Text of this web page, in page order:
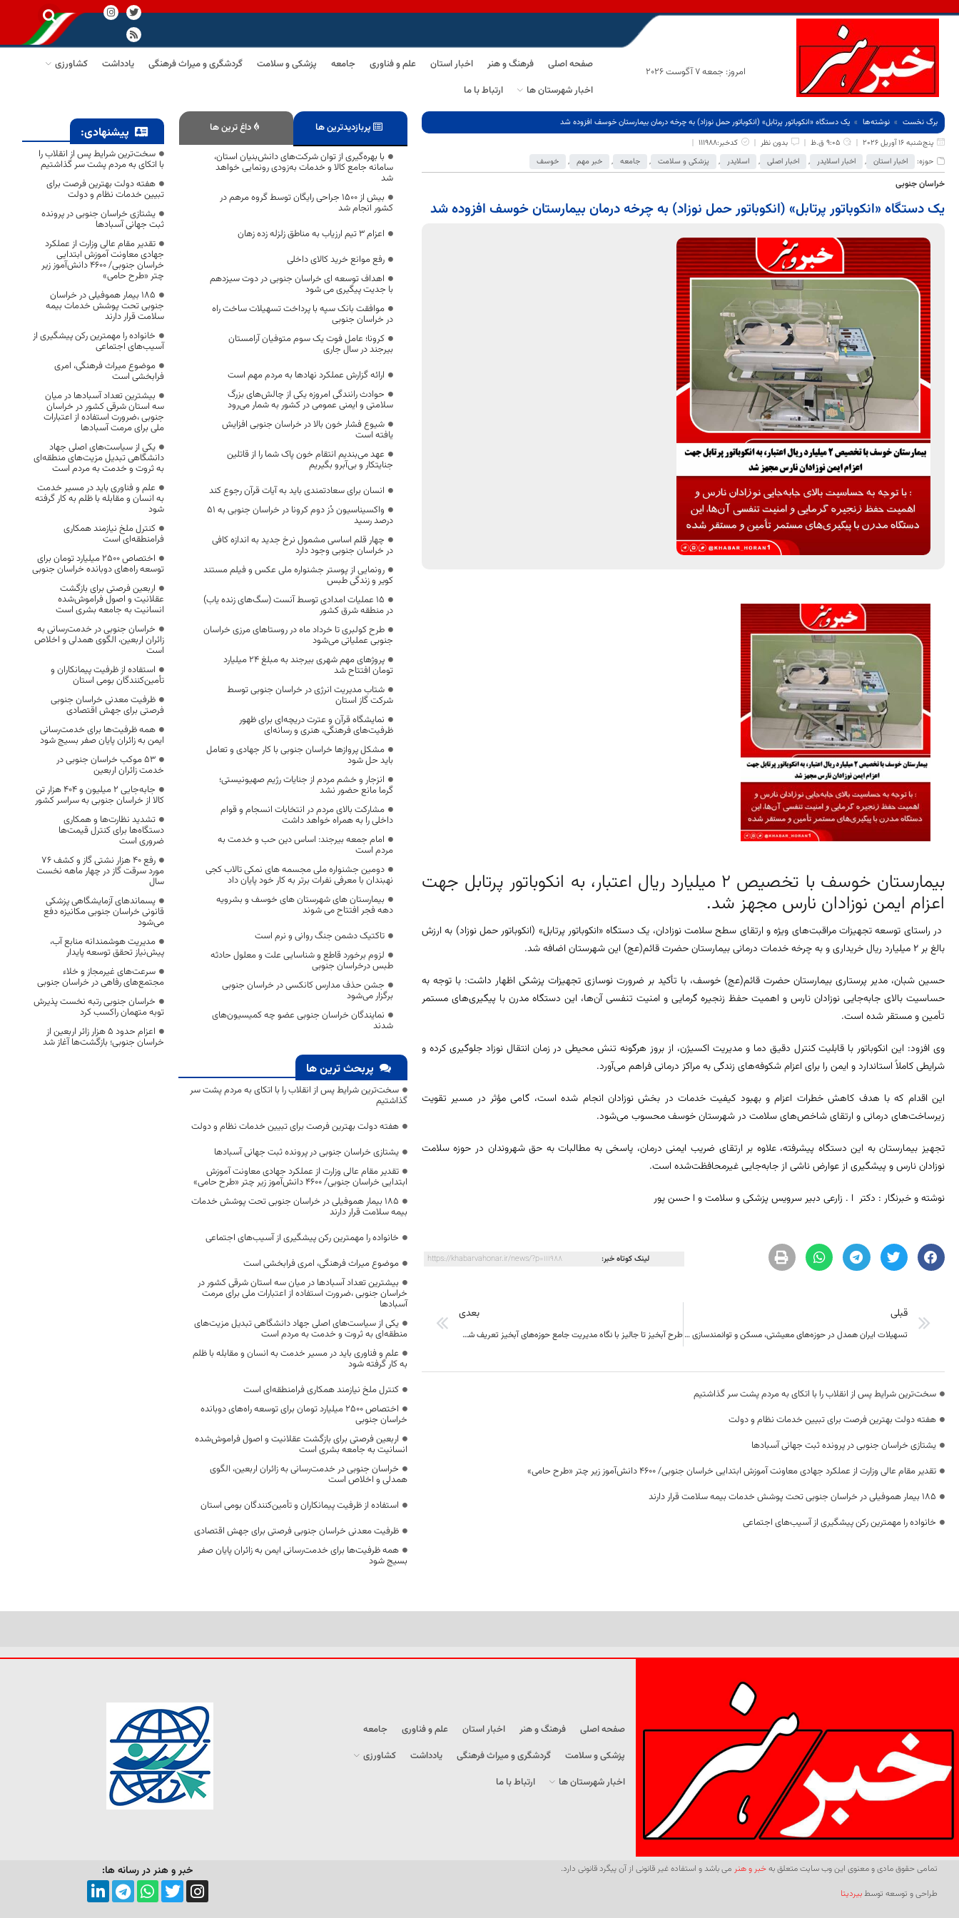
امروز: جمعه 7 آگوست 2026
صفحه اصلی فرهنگ و هنر اخبار استان علم و فناوری جامعه پزشکی و سلامت گردشگری و میراث فرهنگی یادداشت
کشاورزی
اخبار شهرستان ها
ارتباط با ما
برگ نخست نوشته‌ها
یک دستگاه «انکوباتور پرتابل» (انکوباتور حمل نوزاد) به چرخه درمان بیمارستان خوسف افزوده شد
پنج‌شنبه 16 آوریل 2026
9:05 ق.ظ بدون نظر
کدخبر:111988
حوزه:
اخبار استان , اخبار اسلایدر , اخبار اصلی , اسلایدر , پزشکی و سلامت , جامعه , خبر مهم , خوسف
خراسان جنوبی
یک دستگاه «انکوباتور پرتابل» (انکوباتور حمل نوزاد) به چرخه درمان بیمارستان خوسف افزوده شد
بیمارستان خوسف با تخصیص 2 میلیارد ریال اعتبار، به انکوباتور پرتابل جهت
اعزام ایمن نوزادان نارس مجهز شد.
در راستای توسعه تجهیزات مراقبت‌های ویژه و ارتقای سطح سلامت نوزادان، یک دستگاه «انکوباتور پرتابل» (انکوباتور حمل نوزاد) به ارزش
بالغ بر 2 میلیارد ریال خریداری و به چرخه خدمات درمانی بیمارستان حضرت قائم(عج) این شهرستان اضافه شد.
حسین شبان، مدیر پرستاری بیمارستان حضرت قائم(عج) خوسف، با تأکید بر ضرورت نوسازی تجهیزات پزشکی اظهار داشت: با توجه به
حساسیت بالای جابه‌جایی نوزادان نارس و اهمیت حفظ زنجیره گرمایی و امنیت تنفسی آن‌ها، این دستگاه مدرن با پیگیری‌های مستمر
تأمین و مستقر شده است.
وی افزود: این انکوباتور با قابلیت کنترل دقیق دما و مدیریت اکسیژن، از بروز هرگونه تنش محیطی در زمان انتقال نوزاد جلوگیری کرده و
شرایطی کاملاً استاندارد و ایمن را برای اعزام شکوفه‌های زندگی به مراکز درمانی فراهم می‌آورد.
این اقدام که با هدف کاهش خطرات اعزام و بهبود کیفیت خدمات در بخش نوزادان انجام شده است، گامی مؤثر در مسیر تقویت
زیرساخت‌های درمانی و ارتقای شاخص‌های سلامت در شهرستان خوسف محسوب می‌شود.
تجهیز بیمارستان به این دستگاه پیشرفته، علاوه بر ارتقای ضریب ایمنی درمان، پاسخی به مطالبات به حق شهروندان در حوزه سلامت
نوزادان نارس و پیشگیری از عوارض ناشی از جابه‌جایی غیرمحافظت‌شده است.
نوشته و خبرنگار : دکتر ا . زارعی دبیر سرویس پزشکی و سلامت و ا حسن پور
لینک کوتاه خبر: https://khabarvahonar.ir/news/?p=111988
قبلی
تسهیلات ایران همدل در حوزه‌های معیشتی، مسکن و توانمندسازی پرداخت شده است
بعدی
طرح آبخیز تا جالیز با نگاه مدیریت جامع حوزه‌‌های آبخیز تعریف شده است
سخت‌ترین شرایط پس از انقلاب را با اتکای به مردم پشت سر گذاشتیم
هفته دولت بهترین فرصت برای تبیین خدمات نظام و دولت
یشتازی خراسان جنوبی در پرونده ثبت جهانی آسبادها
تقدیر مقام عالی وزارت از عملکرد جهادی معاونت آموزش ابتدایی خراسان جنوبی/ ۴۶۰۰ دانش‌آموز زیر چتر «طرح حامی»
۱۸۵ بیمار هموفیلی در خراسان جنوبی تحت پوشش خدمات بیمه سلامت قرار دارند
خانواده را مهمترین رکن پیشگیری از آسیب‌های اجتماعی
پربازدیدترین ها داغ ترین ها
با بهره‌گیری از توان شرکت‌های دانش‌بنیان استان،
سامانه جامع کالا و خدمات به‌زودی رونمایی خواهد
شد
بیش از 1500 جراحی رایگان توسط گروه مرهم در
کشور انجام شد
اعزام ۳ تیم ارزیاب به مناطق زلزله زده زهان
رفع موانع خرید کالای داخلی
اهداف توسعه ای خراسان جنوبی در دوت سیزدهم
با جدیت پیگیری می شود
موافقت بانک سپه با پرداخت تسهیلات ساخت راه
در خراسان جنوبی
کرونا؛ عامل فوت یک سوم متوفیان آرامستان
بیرجند در سال جاری
ارائه گزارش عملکرد نهادها به مردم مهم است
حوادث رانندگی امروزه یکی از چالش‌های بزرگ
سلامتی و ایمنی عمومی در کشور به شمار می‌رود
شیوع فشار خون بالا در خراسان جنوبی افزایش
یافته است
عهد می‌بندیم انتقام خون پاک شما را از قاتلین
جنایتکار و بی‌آبرو بگیریم
انسان برای سعادتمندی باید به آیات قرآن رجوع کند
واکسیناسیون دُز دوم کرونا در خراسان جنوبی به ۵۱
درصد رسید
چهار قلم اساسی مشمول نرخ جدید به اندازه کافی
در خراسان جنوبی وجود دارد
رونمایی از پوستر جشنواره ملی عکس و فیلم مستند
کویر و زندگی طبس
۱۵ عملیات امدادی توسط آنست (سگ‌های زنده یاب)
در منطقه شرق کشور
طرح کولبری تا خرداد ماه در روستاهای مرزی خراسان
جنوبی عملیاتی می‌شود
پروژهای مهم شهری بیرجند به مبلغ 24 میلیارد
تومان افتتاح شد
شتاب مدیریت انرژی در خراسان جنوبی توسط
شرکت گاز استان
نمایشگاه‌ قرآن و عترت دریچه‌ای برای ظهور
ظرفیت‌های فرهنگی، هنری و رسانه‌ای
مشکل پروازها خراسان جنوبی با کار جهادی و تعامل
باید حل شود
انزجار و خشم مردم از جنایات رژیم صهیونیستی؛
گرما مانع حضور نشد
مشارکت بالای مردم در انتخابات انسجام و قوام
داخلی را به همراه خواهد داشت
امام جمعه بیرجند: اساس دین حب و خدمت به
مردم است
دومین جشنواره ملی مجسمه های نمکی تالاب کجی
نهبندان با معرفی نفرات برتر به کار خود پایان داد
بیمارستان های شهرستان های خوسف و بشرویه
دهه فجر افتتاح می شوند
تاکتیک دشمن جنگ روانی و نرم است
لزوم برخورد قاطع و شناسایی علت و معلول حادثه
طبس درخراسان جنوبی
جشن حذف مدارس کانکسی در خراسان جنوبی
برگزار می‌شود
نمایندگان خراسان جنوبی عضو چه کمیسیون‌های
شدند
پربحث ترین ها
سخت‌ترین شرایط پس از انقلاب را با اتکای به مردم پشت سر
گذاشتیم
هفته دولت بهترین فرصت برای تبیین خدمات نظام و دولت
یشتازی خراسان جنوبی در پرونده ثبت جهانی آسبادها
تقدیر مقام عالی وزارت از عملکرد جهادی معاونت آموزش
ابتدایی خراسان جنوبی/ ۴۶۰۰ دانش‌آموز زیر چتر «طرح حامی»
۱۸۵ بیمار هموفیلی در خراسان جنوبی تحت پوشش خدمات
بیمه سلامت قرار دارند
خانواده را مهمترین رکن پیشگیری از آسیب‌های اجتماعی
موضوع میراث فرهنگی، امری فرابخشی است
بیشترین تعداد آسبادها در میان سه استان شرقی کشور در
خراسان جنوبی ،ضرورت استفاده از اعتبارات ملی برای مرمت
آسبادها
یکی از سیاست‌های اصلی جهاد دانشگاهی تبدیل مزیت‌های
منطقه‌ای به ثروت و خدمت به مردم است
علم و فناوری باید در مسیر خدمت به انسان و مقابله با ظلم
به کار گرفته شود
کنترل ملخ نیازمند همکاری فرامنطقه‌ای است
اختصاص 2500 میلیارد تومان برای توسعه راه‌های دوبانده
خراسان جنوبی
اربعین فرصتی برای بازگشت عقلانیت و اصول فراموش‌شده
انسانیت به جامعه بشری است
خراسان جنوبی در خدمت‌رسانی به زائران اربعین، الگوی
همدلی و اخلاص است
استفاده از ظرفیت پیمانکاران و تأمین‌کنندگان بومی استان
ظرفیت معدنی خراسان جنوبی فرصتی برای جهش اقتصادی
همه ظرفیت‌ها برای خدمت‌رسانی ایمن به زائران پایان صفر
بسیج شود
پیشنهادی:
سخت‌ترین شرایط پس از انقلاب را
با اتکای به مردم پشت سر گذاشتیم
هفته دولت بهترین فرصت برای
تبیین خدمات نظام و دولت
یشتازی خراسان جنوبی در پرونده
ثبت جهانی آسبادها
تقدیر مقام عالی وزارت از عملکرد
جهادی معاونت آموزش ابتدایی
خراسان جنوبی/ ۴۶۰۰ دانش‌آموز زیر
چتر «طرح حامی»
۱۸۵ بیمار هموفیلی در خراسان
جنوبی تحت پوشش خدمات بیمه
سلامت قرار دارند
خانواده را مهمترین رکن پیشگیری از
آسیب‌های اجتماعی
موضوع میراث فرهنگی، امری
فرابخشی است
بیشترین تعداد آسبادها در میان
سه استان شرقی کشور در خراسان
جنوبی ،ضرورت استفاده از اعتبارات
ملی برای مرمت آسبادها
یکی از سیاست‌های اصلی جهاد
دانشگاهی تبدیل مزیت‌های منطقه‌ای
به ثروت و خدمت به مردم است
علم و فناوری باید در مسیر خدمت
به انسان و مقابله با ظلم به کار گرفته
شود
کنترل ملخ نیازمند همکاری
فرامنطقه‌ای است
اختصاص 2500 میلیارد تومان برای
توسعه راه‌های دوبانده خراسان جنوبی
اربعین فرصتی برای بازگشت
عقلانیت و اصول فراموش‌شده
انسانیت به جامعه بشری است
خراسان جنوبی در خدمت‌رسانی به
زائران اربعین، الگوی همدلی و اخلاص
است
استفاده از ظرفیت پیمانکاران و
تأمین‌کنندگان بومی استان
ظرفیت معدنی خراسان جنوبی
فرصتی برای جهش اقتصادی
همه ظرفیت‌ها برای خدمت‌رسانی
ایمن به زائران پایان صفر بسیج شود
53 موکب خراسان جنوبی در
خدمت زائران اربعین
جابه‌جایی 2 میلیون و 404 هزار تن
کالا از خراسان جنوبی به سراسر کشور
تشدید نظارت‌ها و همکاری
دستگاه‌ها برای کنترل قیمت‌ها
ضروری است
رفع 40 هزار نشتی گاز و کشف 76
مورد سرقت گاز در چهار ماهه نخست
سال
پسماندهای آزمایشگاهی پزشکی
قانونی خراسان جنوبی مکانیزه دفع
می‌شود
مدیریت هوشمندانه منابع آب،
پیش‌نیاز تحقق توسعه پایدار
سرعت‌های غیرمجاز و خلاء
مجتمع‌های رفاهی در خراسان جنوبی
خراسان جنوبی رتبه نخست پذیرش
توبه متهمان راکسب کرد
اعزام حدود 5 هزار زائر اربعین از
خراسان جنوبی؛ بازگشت‌ها آغاز شد
صفحه اصلی فرهنگ و هنر اخبار استان علم و فناوری
جامعه
پزشکی و سلامت
گردشگری و میراث فرهنگی یادداشت
کشاورزی
اخبار شهرستان ها
ارتباط با ما
تمامی حقوق مادی و معنوی این وب سایت متعلق بهخبر و هنر می باشد و استفاده غیر قانونی از آن پیگرد قانونی دارد.
طراحی و توسعه توسطبیردیتا
خبر و هنر در رسانه ها: